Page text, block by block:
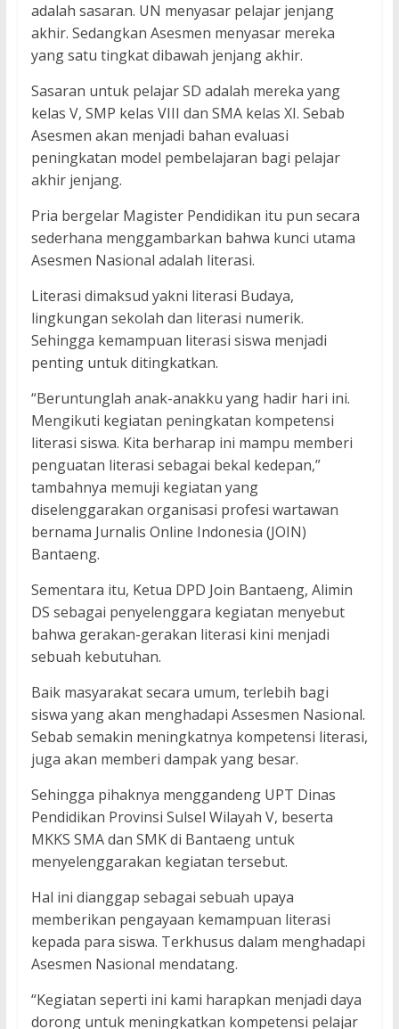
adalah sasaran. UN menyasar pelajar jenjang
akhir. Sedangkan Asesmen menyasar mereka
yang satu tingkat dibawah jenjang akhir.
Sasaran untuk pelajar SD adalah mereka yang
kelas V, SMP kelas VIII dan SMA kelas XI. Sebab
Asesmen akan menjadi bahan evaluasi
peningkatan model pembelajaran bagi pelajar
akhir jenjang.
Pria bergelar Magister Pendidikan itu pun secara
sederhana menggambarkan bahwa kunci utama
Asesmen Nasional adalah literasi.
Literasi dimaksud yakni literasi Budaya,
lingkungan sekolah dan literasi numerik.
Sehingga kemampuan literasi siswa menjadi
penting untuk ditingkatkan.
“Beruntunglah anak-anakku yang hadir hari ini.
Mengikuti kegiatan peningkatan kompetensi
literasi siswa. Kita berharap ini mampu memberi
penguatan literasi sebagai bekal kedepan,”
tambahnya memuji kegiatan yang
diselenggarakan organisasi profesi wartawan
bernama Jurnalis Online Indonesia (JOIN)
Bantaeng.
Sementara itu, Ketua DPD Join Bantaeng, Alimin
DS sebagai penyelenggara kegiatan menyebut
bahwa gerakan-gerakan literasi kini menjadi
sebuah kebutuhan.
Baik masyarakat secara umum, terlebih bagi
siswa yang akan menghadapi Assesmen Nasional.
Sebab semakin meningkatnya kompetensi literasi,
juga akan memberi dampak yang besar.
Sehingga pihaknya menggandeng UPT Dinas
Pendidikan Provinsi Sulsel Wilayah V, beserta
MKKS SMA dan SMK di Bantaeng untuk
menyelenggarakan kegiatan tersebut.
Hal ini dianggap sebagai sebuah upaya
memberikan pengayaan kemampuan literasi
kepada para siswa. Terkhusus dalam menghadapi
Asesmen Nasional mendatang.
“Kegiatan seperti ini kami harapkan menjadi daya
dorong untuk meningkatkan kompetensi pelajar